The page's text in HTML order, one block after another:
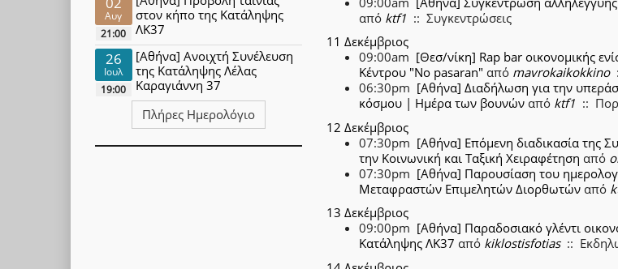
από ktf1 :: Συγκεντρώσεις
11 Δεκέμβριος
09:00am [Θεσ/νίκη] Rap bar οικονομικής
Κέντρου "No pasaran" από mavrokaikokkino
06:30pm [Αθήνα] Διαδήλωση για την
κόσμου | Ημέρα των βουνών από ktf1 ::
12 Δεκέμβριος
07:30pm [Αθήνα] Επόμενη διαδικασία της
την Κοινωνική και Ταξική Χειραφέτηση από
07:30pm [Αθήνα] Παρουσίαση του
Μεταφραστών Επιμελητών Διορθωτών από
13 Δεκέμβριος
09:00pm [Αθήνα] Παραδοσιακό γλέντι
Κατάληψης ΛΚ37 από kiklostisfotias::
Αυγ
21:00
στον κήπο της Κατάληψης
ΛΚ37
26
Ιουλ
19:00
[Αθήνα] Ανοιχτή Συνέλευση
της Κατάληψης Λέλας
Καραγιάννη 37
Πλήρες Ημερολόγιο